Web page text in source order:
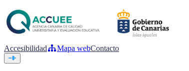
Accesibilidad Mapa webContacto